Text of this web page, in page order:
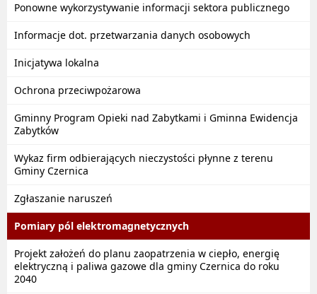
Ponowne wykorzystywanie informacji sektora publicznego
Informacje dot. przetwarzania danych osobowych
Inicjatywa lokalna
Ochrona przeciwpożarowa
Gminny Program Opieki nad Zabytkami i Gminna Ewidencja
Zabytków
Wykaz firm odbierających nieczystości płynne z terenu
Gminy Czernica
Zgłaszanie naruszeń
Pomiary pól elektromagnetycznych
Projekt założeń do planu zaopatrzenia w ciepło, energię
elektryczną i paliwa gazowe dla gminy Czernica do roku
2040